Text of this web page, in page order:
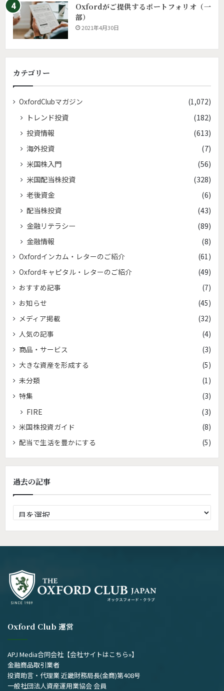
Oxfordがご提供するポートフォリオ（一
部）
2021年4月30日
カテゴリー
OxfordClubマガジン (1,072)
トレンド投資
(182)
投資情報
(613)
海外投資
(7)
米国株入門
(56)
米国配当株投資
(328)
老後資金
(6)
配当株投資
(43)
金融リテラシー
(89)
金融情報
(8)
Oxfordインカム・レターのご紹介
(61)
Oxfordキャピタル・レターのご紹介
(49)
おすすめ記事
(7)
お知らせ
(45)
メディア掲載
(32)
人気の記事
(4)
商品・サービス
(3)
大きな資産を形成する
(5)
未分類
(1)
特集
(3)
FIRE (3)
米国株投資ガイド
(8)
配当で生活を豊かにする
(5)
過去の記事
去
の
Oxford Club 運営
APJ Media合同会社 【会社サイトはこちら»】
金融商品取引業者
投資助言・代理業 近畿財務局長(金商)第408号
一般社団法人資産運用業協会 会員